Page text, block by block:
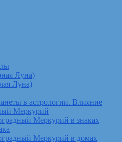
Луна)
Луна)
в астрологии. Влияние
Меркурий
Меркурий в знаках
Меркурий в домах